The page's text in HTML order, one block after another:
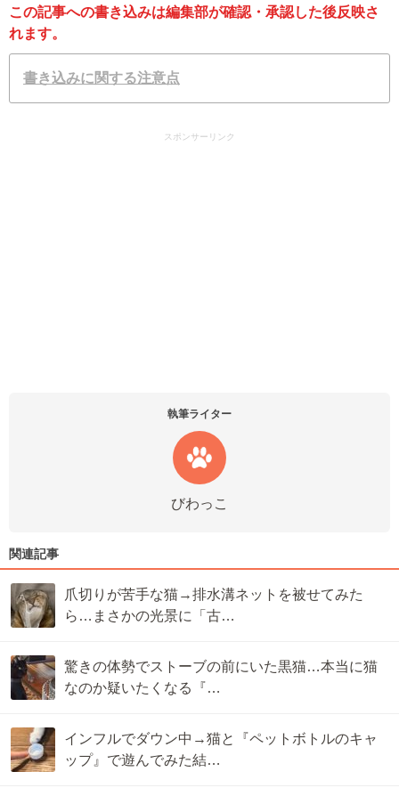
この記事への書き込みは編集部が確認・承認した後反映さ
れます。
書き込みに関する注意点
スポンサーリンク
執筆ライター
びわっこ
関連記事
爪切りが苦手な猫→排水溝ネットを被せてみた
ら…まさかの光景に「古…
驚きの体勢でストーブの前にいた黒猫…本当に猫
なのか疑いたくなる『…
インフルでダウン中→猫と『ペットボトルのキャ
ップ』で遊んでみた結…